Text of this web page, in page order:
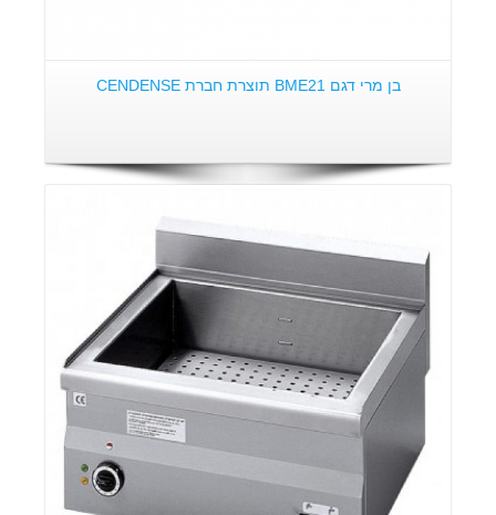
בן מרי דגם BME21 תוצרת חברת CENDENSE
פרטים: